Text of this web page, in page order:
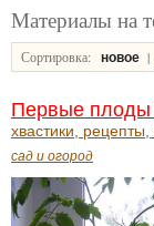
Материалы на
Сортировка: новое |
Первые плоды
хвастики, рецепты,
сад и огород